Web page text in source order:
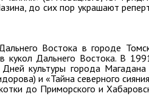
до сих пор украшают
Востока в городе
кукол Дальнего Востока. В
культуры города Магадана
и «Тайна северного
до Приморского и